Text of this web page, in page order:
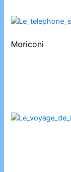
Moriconi